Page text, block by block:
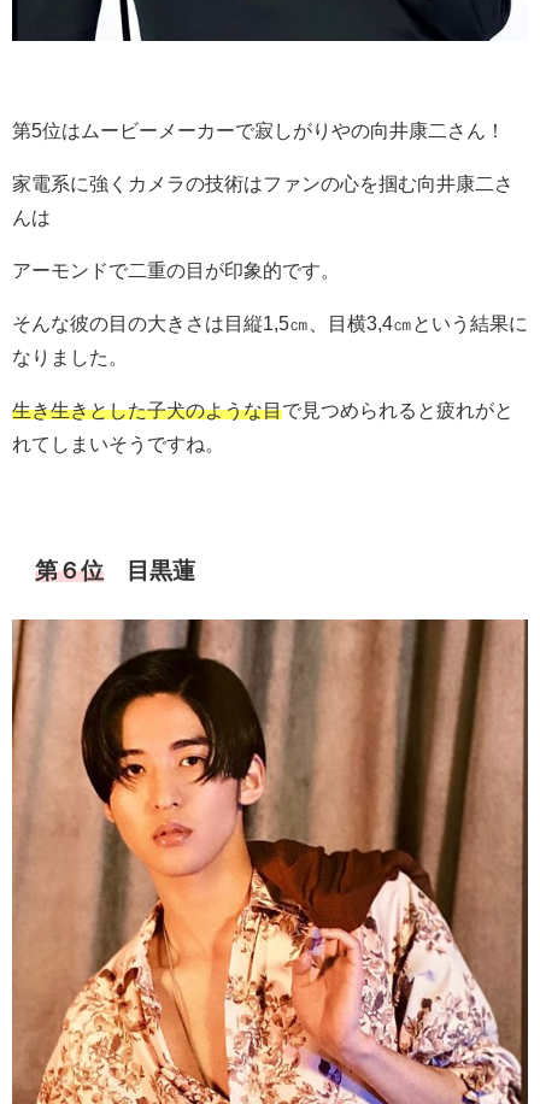
第5位はムービーメーカーで寂しがりやの向井康二さん！
家電系に強くカメラの技術はファンの心を掴む向井康二さ
んは
アーモンドで二重の目が印象的です。
そんな彼の目の大きさは目縦1,5㎝、目横3,4㎝という結果に
なりました。
生き生きとした子犬のような目で見つめられると疲れがと
れてしまいそうですね。
第６位 目黒蓮